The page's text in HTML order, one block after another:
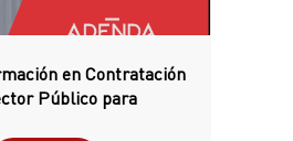
en Contratación
Público para